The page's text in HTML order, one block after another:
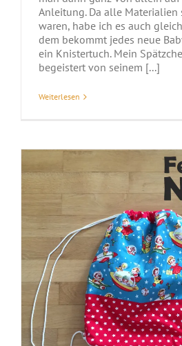
Anleitung. Da alle Materialien
waren, habe ich es auch
dem bekommt jedes neue
ein Knistertuch. Mein
begeistert von seinem [...]
Weiterlesen